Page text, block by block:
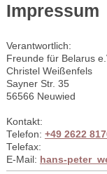
Impressum
Verantwortlich:
Freunde für Belarus
Christel Weißenfels
Sayner Str. 35
56566 Neuwied
Kontakt:
Telefon: +49 2622
Telefax:
E-Mail: hans-